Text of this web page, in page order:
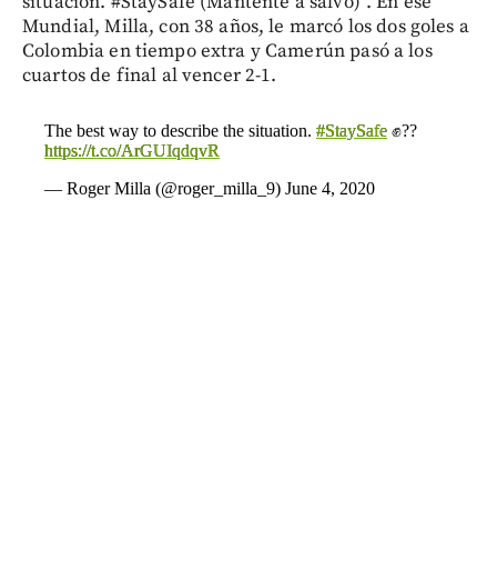
Mundial, Milla, con 38 años, le marcó los dos goles a
Colombia en tiempo extra y Camerún pasó a los
cuartos de final al vencer 2-1.
The best way to describe the situation. #StaySafe ✊??
https://t.co/ArGUIqdqvR
— Roger Milla (@roger_milla_9) June 4, 2020